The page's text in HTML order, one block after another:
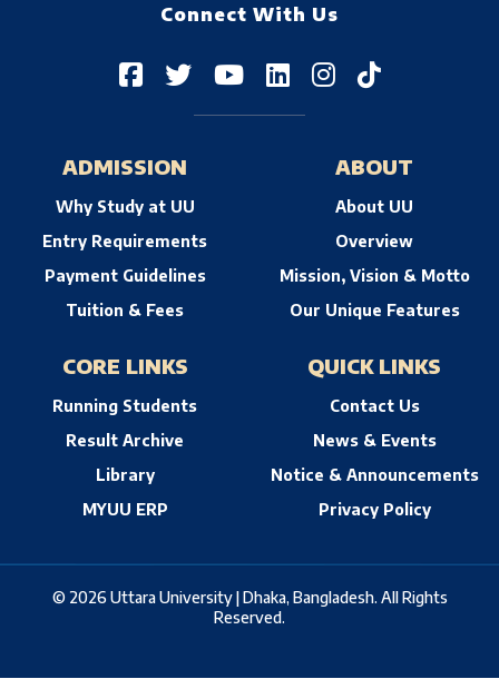
Connect With Us
ADMISSION
Why Study at UU
Entry Requirements
Payment Guidelines
Tuition & Fees
ABOUT
About UU
Overview
Mission, Vision & Motto
Our Unique Features
CORE LINKS
Running Students
Result Archive
Library
MYUU ERP
QUICK LINKS
Contact Us
News & Events
Notice & Announcements
Privacy Policy
© 2026 Uttara University | Dhaka, Bangladesh. All Rights
Reserved.